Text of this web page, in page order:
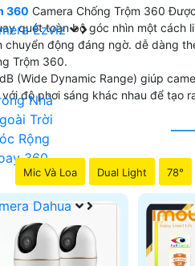
Ezviz
Nhà
Trời
Rộng
360
Dahua
360 Camera Chống Trộm 360
quét toàn bộ góc nhìn một
chuyển động đáng ngờ. dễ dàng
Trộm 360.
(Wide Dynamic Range) giúp
độ phơi sáng khác nhau để tạo
Mic Và Loa Dual Light 78°